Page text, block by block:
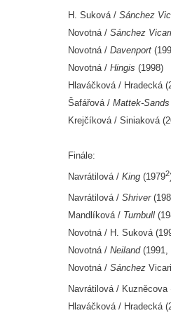
H. Suková / Sánchez
Novotná / Sánchez
Novotná / Davenport
Novotná / Hingis (1998)
Hlaváčková / Hradecká
Šafářová / Mattek-Sands
Krejčíková / Siniaková
Finále:
Navrátilová / King (19792
Navrátilová / Shriver
Mandlíková / Turnbull
Novotná / H. Suková
Novotná / Neiland(1991,
Novotná / Sánchez
Navrátilová / Kuzněcova
Hlaváčková / Hradecká